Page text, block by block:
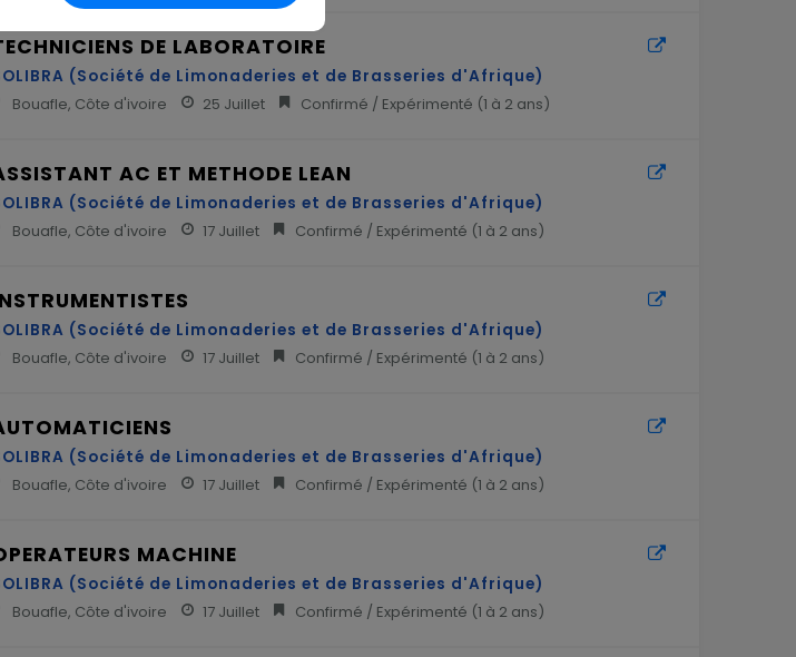
DE LABORATOIRE
(Société de Limonaderies et de Brasseries d'Afrique)
Bouafle, Côte d'ivoire
25 Juillet Confirmé / Expérimenté (1 à 2 ans)
AC ET METHODE LEAN
(Société de Limonaderies et de Brasseries d'Afrique)
Bouafle, Côte d'ivoire
17 Juillet Confirmé / Expérimenté (1 à 2 ans)
(Société de Limonaderies et de Brasseries d'Afrique)
Bouafle, Côte d'ivoire
17 Juillet Confirmé / Expérimenté (1 à 2 ans)
(Société de Limonaderies et de Brasseries d'Afrique)
Bouafle, Côte d'ivoire
17 Juillet Confirmé / Expérimenté (1 à 2 ans)
MACHINE
(Société de Limonaderies et de Brasseries d'Afrique)
Bouafle, Côte d'ivoire
17 Juillet Confirmé / Expérimenté (1 à 2 ans)